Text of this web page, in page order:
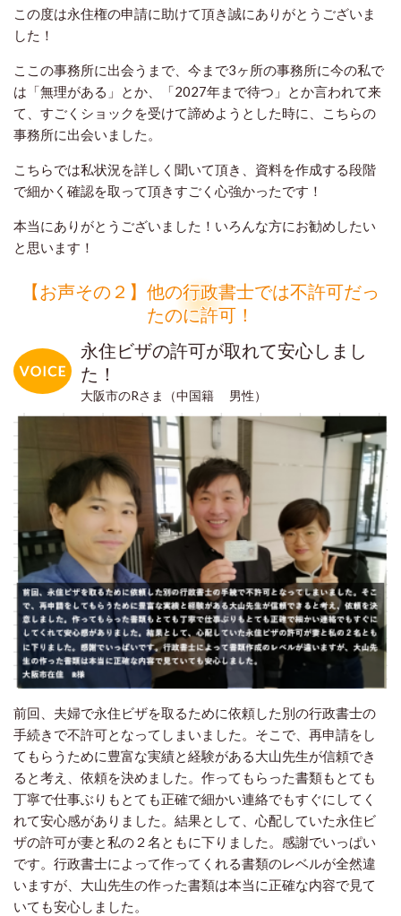
この度は永住権の申請に助けて頂き誠にありがとうございま
した！
ここの事務所に出会うまで、今まで3ヶ所の事務所に今の私で
は「無理がある」とか、「2027年まで待つ」とか言われて来
て、すごくショックを受けて諦めようとした時に、こちらの
事務所に出会いました。
こちらでは私状況を詳しく聞いて頂き、資料を作成する段階
で細かく確認を取って頂きすごく心強かったです！
本当にありがとうございました！いろんな方にお勧めしたい
と思います！
【お声その２】他の行政書士では不許可だっ
たのに許可！
永住ビザの許可が取れて安心しまし
た！
大阪市のRさま（中国籍 男性）
前回、夫婦で永住ビザを取るために依頼した別の行政書士の
手続きで不許可となってしまいました。そこで、再申請をし
てもらうために豊富な実績と経験がある大山先生が信頼でき
ると考え、依頼を決めました。作ってもらった書類もとても
丁寧で仕事ぶりもとても正確で細かい連絡でもすぐにしてく
れて安心感がありました。結果として、心配していた永住ビ
ザの許可が妻と私の２名ともに下りました。感謝でいっぱい
です。行政書士によって作ってくれる書類のレベルが全然違
いますが、大山先生の作った書類は本当に正確な内容で見て
いても安心しました。